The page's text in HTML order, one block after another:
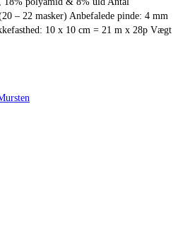
– 22 masker) Anbefalede pinde: 4 mm
10 x 10 cm = 21 m x 28p Vægt